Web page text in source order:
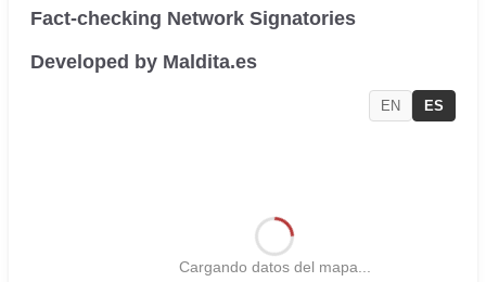
Fact-checking Network Signatories
Developed by Maldita.es
EN ES
Cargando datos del mapa...